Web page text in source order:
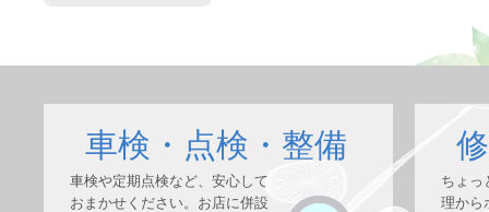
車検・点検・整備
車検や定期点検など、安心して
おまかせください。お店に併設
ちょっ
理から